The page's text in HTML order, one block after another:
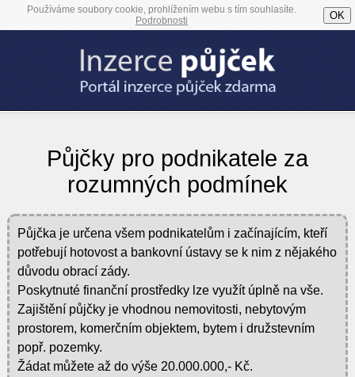
Používáme soubory cookie, prohlížením webu s tím souhlasíte.
Podrobnosti
OK
Půjčky pro podnikatele za
rozumných podmínek
Půjčka je určena všem podnikatelům i začínajícím, kteří
potřebují hotovost a bankovní ústavy se k nim z nějakého
důvodu obrací zády.
Poskytnuté finanční prostředky lze využít úplně na vše.
Zajištění půjčky je vhodnou nemovitosti, nebytovým
prostorem, komerčním objektem, bytem i družstevním
popř. pozemky.
Žádat můžete až do výše 20.000.000,- Kč.